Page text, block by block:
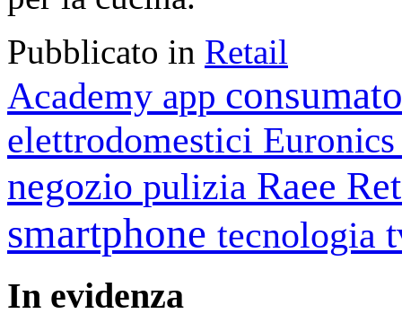
Pubblicato in Retail
Academy app
elettrodomestici
negozio pulizia Raee
smartphone tecnologia
In evidenza